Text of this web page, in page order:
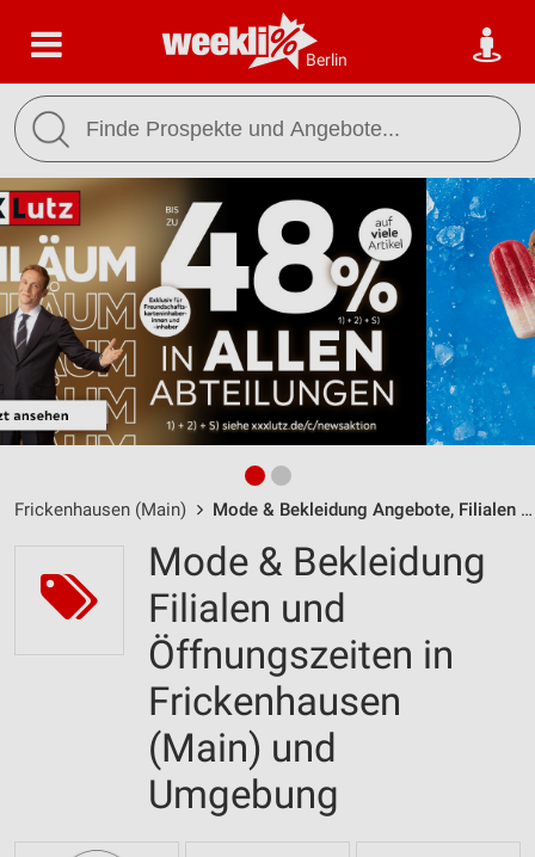
Berlin
Frickenhausen (Main) Mode & Bekleidung Angebote, Filialen & Öffnungszeiten
Mode & Bekleidung
Filialen und
Öffnungszeiten in
Frickenhausen
(Main) und
Umgebung